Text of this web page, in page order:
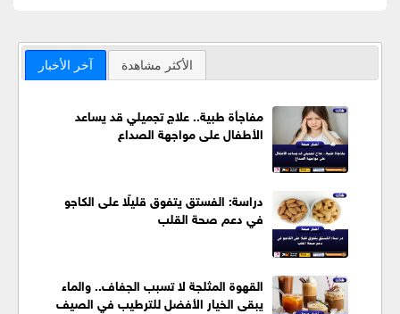
آخر الأخبار الأكثر مشاهدة
مفاجأة طبية.. علاج تجميلي قد يساعد
الأطفال على مواجهة الصداع
دراسة: الفستق يتفوق قليلًا على الكاجو
في دعم صحة القلب
القهوة المثلجة لا تسبب الجفاف.. والماء
يبقى الخيار الأفضل للترطيب في الصيف